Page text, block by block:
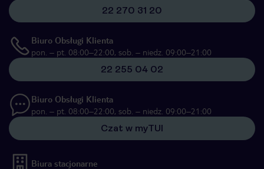
22 270 31 20
Biuro Obsługi Klienta
pon. – pt. 08:00–22:00, sob. – niedz. 09:00–21:00
22 255 04 02
Biuro Obsługi Klienta
pon. – pt. 08:00–22:00, sob. – niedz. 09:00–21:00
Czat w myTUI
Biura stacjonarne